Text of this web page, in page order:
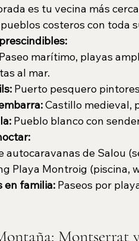
es tu vecina más
costeros con toda
Paseo marítimo, playas
al mar.
Puerto pesquero
Castillo medieval,
Pueblo blanco con
autocaravanas de Salou
Playa Montroig (piscina,
en familia: Paseos por
Montserrat